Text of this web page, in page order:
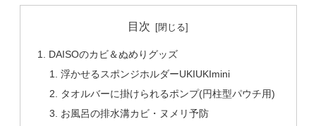
目次
DAISOのカビ＆ぬめりグッズ
浮かせるスポンジホルダーUKIUKImini
タオルバーに掛けられるポンプ(円柱型パウチ用)
お風呂の排水溝カビ・ヌメリ予防